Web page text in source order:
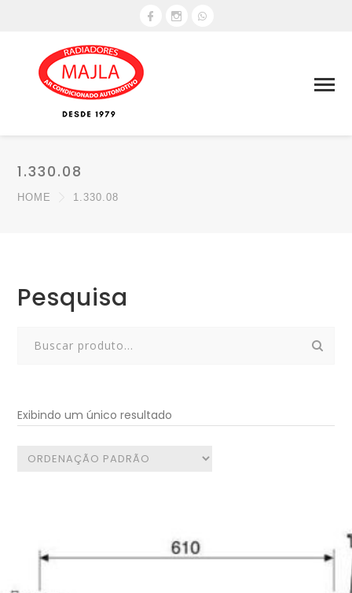
1.330.08
HOME 1.330.08
Pesquisa
Exibindo um único resultado